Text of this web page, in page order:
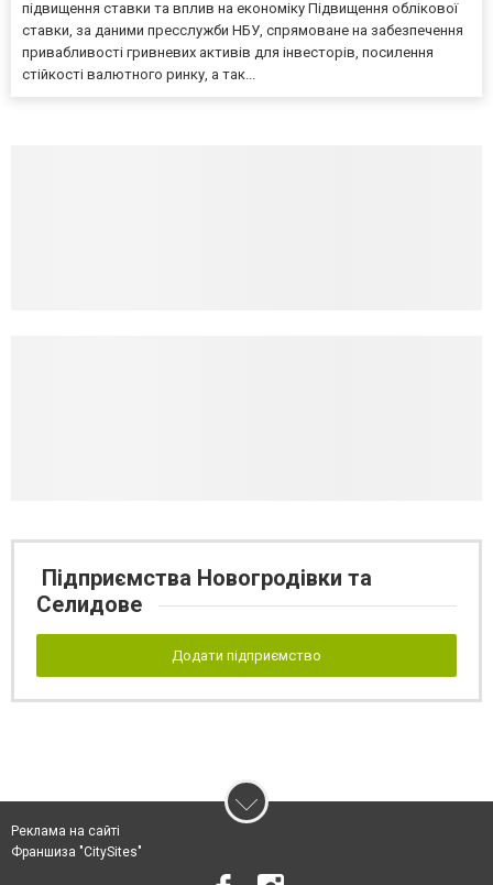
підвищення ставки та вплив на економіку Підвищення облікової
ставки, за даними пресслужби НБУ, спрямоване на забезпечення
привабливості гривневих активів для інвесторів, посилення
стійкості валютного ринку, а так...
Підприємства Новогродівки та
Селидове
Додати підприємство
Реклама на сайті
Франшиза "CitySites"